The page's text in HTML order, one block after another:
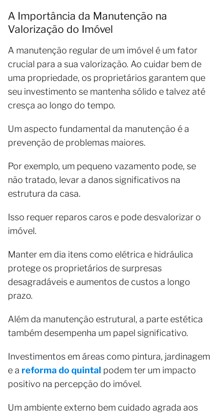
A Importância da Manutenção na
Valorização do Imóvel
A manutenção regular de um imóvel é um fator
crucial para a sua valorização. Ao cuidar bem de
uma propriedade, os proprietários garantem que
seu investimento se mantenha sólido e talvez até
cresça ao longo do tempo.
Um aspecto fundamental da manutenção é a
prevenção de problemas maiores.
Por exemplo, um pequeno vazamento pode, se
não tratado, levar a danos significativos na
estrutura da casa.
Isso requer reparos caros e pode desvalorizar o
imóvel.
Manter em dia itens como elétrica e hidráulica
protege os proprietários de surpresas
desagradáveis e aumentos de custos a longo
prazo.
Além da manutenção estrutural, a parte estética
também desempenha um papel significativo.
Investimentos em áreas como pintura, jardinagem
e a reforma do quintal podem ter um impacto
positivo na percepção do imóvel.
Um ambiente externo bem cuidado agrada aos